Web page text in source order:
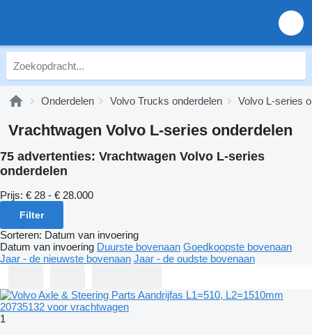
Onderdelen Volvo Trucks onderdelen Volvo L-series
Vrachtwagen Volvo L-series onderdelen
75 advertenties: Vrachtwagen Volvo L-series
onderdelen
Prijs: € 28 - € 28.000
Filter
Sorteren: Datum van invoering
Datum van invoering Duurste bovenaan Goedkoopste bovenaan
Jaar - de nieuwste bovenaan Jaar - de oudste bovenaan
1